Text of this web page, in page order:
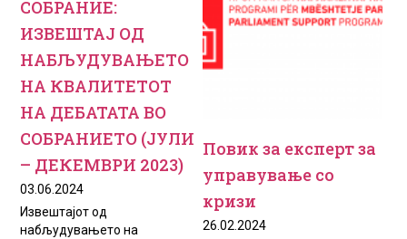
СОБРАНИЕ:
ИЗВЕШТАЈ ОД
НАБЉУДУВАЊЕТО
НА КВАЛИТЕТОТ
НА ДЕБАТАТА ВО
СОБРАНИЕТО (ЈУЛИ
– ДЕКЕМВРИ 2023)
03.06.2024
Извештајот од
набљудувањето на
Повик за експерт за
управување со
кризи
26.02.2024